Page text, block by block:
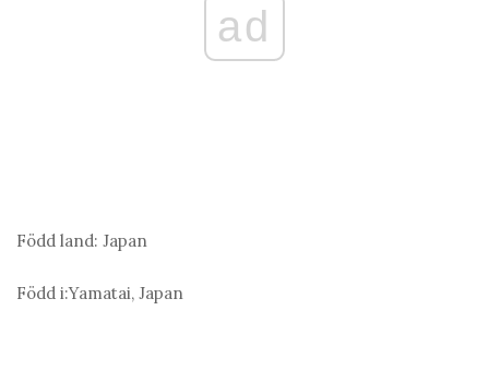
ad
Född land: Japan
Född i:Yamatai, Japan